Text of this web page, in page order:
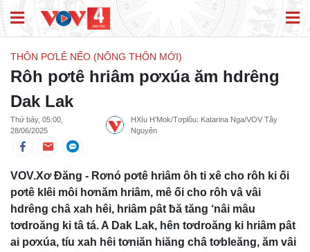
THÔN PƠLÊ NẾO (NÔNG THÔN MỚI)
Rôh pơtê hriâm pơxúa ăm hdrêng
Dak Lak
Thứ bảy, 05:00,
28/06/2025
HXíu H’Mok/Tơplôu: Katarina Nga/VOV Tây
Nguyên
VOV.Xơ Đăng - Rơnó pơtê hriâm ôh ti xê cho rôh ki ối
pơtê klêi môi hơnăm hriâm, mê ối cho rôh vâ vâi
hdrêng châ xah hêi, hriâm pât ƀă tăng ‘nâi mâu
tơdroăng ki tâ tá. A Dak Lak, hên tơdroăng ki hriâm pât
ai pơxúa, tíu xah hêi tơniăn hiăng châ tơbleăng, ăm vâi